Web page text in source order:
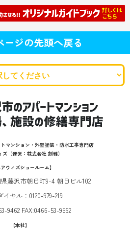
ージの先頭へ戻る
マンション・外壁塗装・防水工事専門店
ズ（運営：株式会社 創雅）
アウィズショールーム】
藤沢市朝日町9-4 朝日ビル102
イヤル：0120-979-219
9462 FAX:0466-53-9562
【本社】